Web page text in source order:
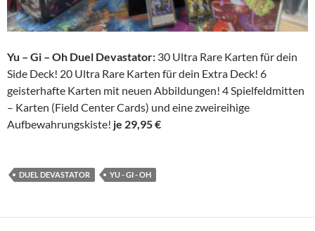
Yu – Gi – Oh Duel Devastator: 30 Ultra Rare Karten für dein
Side Deck! 20 Ultra Rare Karten für dein Extra Deck! 6
geisterhafte Karten mit neuen Abbildungen! 4 Spielfeldmitten
– Karten (Field Center Cards) und eine zweireihige
Aufbewahrungskiste! je 29,95 €
DUEL DEVASTATOR YU - GI - OH